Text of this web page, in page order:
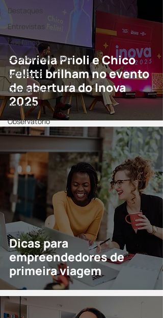
Destaques
Entrevistas
Liderança
Empreendedorismo
Motivação
Comunicação
Palestras
Observatório
Gabriela Prioli e Chico
Felitti brilham no evento
de abertura do Inova
2025
Dicas para
empreendedores de
primeira viagem